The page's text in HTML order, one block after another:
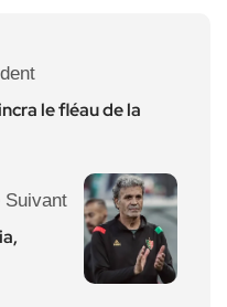
le fléau de la
Suivant